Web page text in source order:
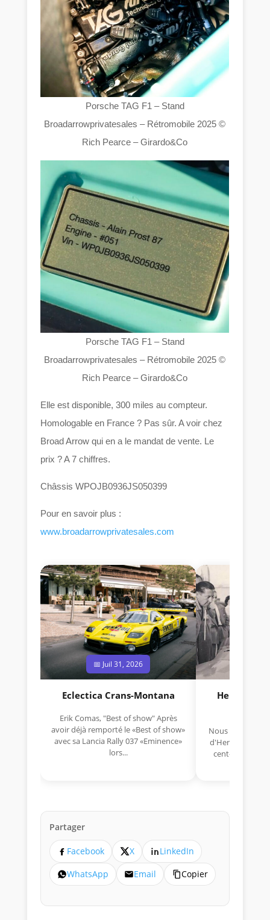
Porsche TAG F1 – Stand
Broadarrowprivatesales – Rétromobile 2025 ©
Rich Pearce – Girardo&Co
Porsche TAG F1 – Stand
Broadarrowprivatesales – Rétromobile 2025 ©
Rich Pearce – Girardo&Co
Elle est disponible, 300 miles au compteur.
Homologable en France ? Pas sûr. A voir chez
Broad Arrow qui en a le mandat de vente. Le
prix ? A 7 chiffres.
Châssis WPOJB0936JS050399
Pour en savoir plus :
www.broadarrowprivatesales.com
📅 Juil 31, 2026
Eclectica Crans-Montana
Erik Comas, "Best of show" Après
avoir déjà remporté le «Best of show»
avec sa Lancia Rally 037 «Eminence»
lors...
Hermano
Nous avons
d'Hermano Da
cent-unième
Partager
Facebook X
LinkedIn
WhatsApp
Email Copier